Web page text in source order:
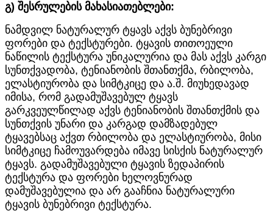
გ) შესრულების მახასიათებლები:
ნამდვილ ნატურალურ ტყავს აქვს ბუნებრივი
ფორები და ტექსტურები. ტყავის თითოეული
ნაწილის ტექსტურა უნიკალურია და მას აქვს კარგი
სუნთქვადობა, ტენიანობის შთანთქმა, რბილობა,
ელასტიურობა და სიმტკიცე და ა.შ. მიუხედავად
იმისა, რომ გადამუშავებულ ტყავს
გარკვეულწილად აქვს ტენიანობის შთანთქმის და
სუნთქვის უნარი და კარგად დამზადებულ
ტყავებსაც აქვთ რბილობა და ელასტიურობა, მისი
სიმტკიცე ჩამოუვარდება იმავე სისქის ნატურალურ
ტყავს. გადამუშავებული ტყავის ზედაპირის
ტექსტურა და ფორები ხელოვნურად
დამუშავებულია და არ გააჩნია ნატურალური
ტყავის ბუნებრივი ტექსტურა.